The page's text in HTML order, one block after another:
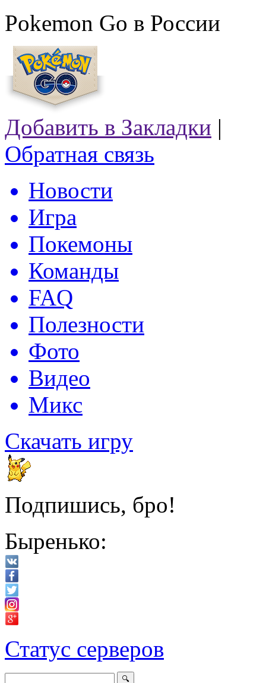
Pokemon Go в России
Добавить в Закладки |
Обратная связь
Новости
Игра
Покемоны
Команды
FAQ
Полезности
Фото
Видео
Микс
Скачать игру
Подпишись, бро!
Быренько:
Статус серверов